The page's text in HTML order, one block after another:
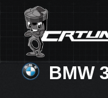
BMW